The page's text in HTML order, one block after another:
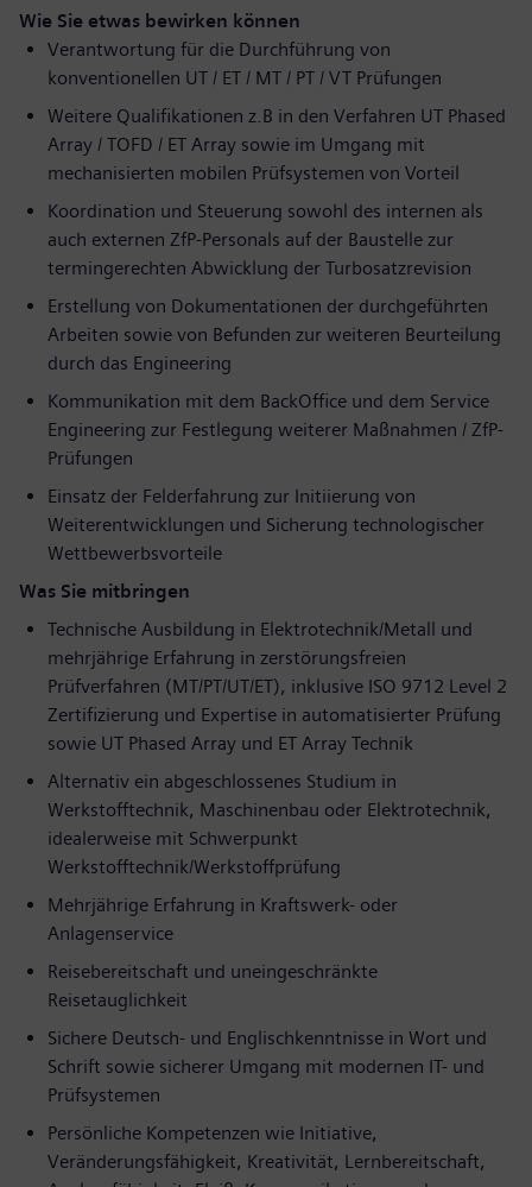
Wie Sie etwas bewirken können
Verantwortung für die Durchführung von
konventionellen UT / ET / MT / PT / VT Prüfungen
Weitere Qualifikationen z.B in den Verfahren UT Phased
Array / TOFD / ET Array sowie im Umgang mit
mechanisierten mobilen Prüfsystemen von Vorteil
Koordination und Steuerung sowohl des internen als
auch externen ZfP-Personals auf der Baustelle zur
termingerechten Abwicklung der Turbosatzrevision
Erstellung von Dokumentationen der durchgeführten
Arbeiten sowie von Befunden zur weiteren Beurteilung
durch das Engineering
Kommunikation mit dem BackOffice und dem Service
Engineering zur Festlegung weiterer Maßnahmen / ZfP-
Prüfungen
Einsatz der Felderfahrung zur Initiierung von
Weiterentwicklungen und Sicherung technologischer
Wettbewerbsvorteile
Was Sie mitbringen
Technische Ausbildung in Elektrotechnik/Metall und
mehrjährige Erfahrung in zerstörungsfreien
Prüfverfahren (MT/PT/UT/ET), inklusive ISO 9712 Level 2
Zertifizierung und Expertise in automatisierter Prüfung
sowie UT Phased Array und ET Array Technik
Alternativ ein abgeschlossenes Studium in
Werkstofftechnik, Maschinenbau oder Elektrotechnik,
idealerweise mit Schwerpunkt
Werkstofftechnik/Werkstoffprüfung
Mehrjährige Erfahrung in Kraftswerk- oder
Anlagenservice
Reisebereitschaft und uneingeschränkte
Reisetauglichkeit
Sichere Deutsch- und Englischkenntnisse in Wort und
Schrift sowie sicherer Umgang mit modernen IT- und
Prüfsystemen
Persönliche Kompetenzen wie Initiative,
Veränderungsfähigkeit, Kreativität, Lernbereitschaft,